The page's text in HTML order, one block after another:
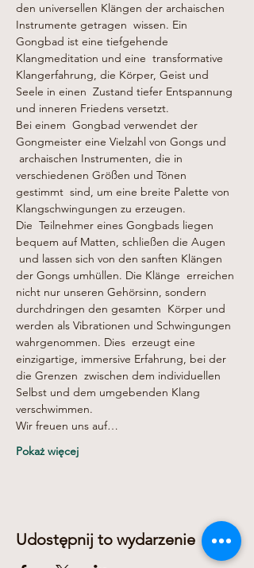
den universellen Klängen der archaischen
Instrumente getragen  wissen. Ein
Gongbad ist eine tiefgehende
Klangmeditation und eine  transformative
Klangerfahrung, die Körper, Geist und
Seele in einen  Zustand tiefer Entspannung
und inneren Friedens versetzt.
Bei einem  Gongbad verwendet der
Gongmeister eine Vielzahl von Gongs und
archaischen Instrumenten, die in
verschiedenen Größen und Tönen
gestimmt  sind, um eine breite Palette von
Klangschwingungen zu erzeugen.
Die  Teilnehmer eines Gongbads liegen
bequem auf Matten, schließen die Augen
und lassen sich von den sanften Klängen
der Gongs umhüllen. Die Klänge  erreichen
nicht nur unseren Gehörsinn, sondern
durchdringen den gesamten  Körper und
werden als Vibrationen und Schwingungen
wahrgenommen. Dies  erzeugt eine
einzigartige, immersive Erfahrung, bei der
die Grenzen  zwischen dem individuellen
Selbst und dem umgebenden Klang
verschwimmen.
Wir freuen uns auf…
Pokaż więcej
Udostępnij to wydarzenie